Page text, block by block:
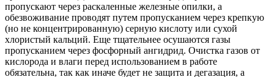
пропускают через раскаленные железные опилки, а
обезвоживание проводят путем пропусканием через крепкую
(но не концентрированную) серную кислоту или сухой
хлористый кальций. Еще тщательнее осушаются газы
пропусканием через фосфорный ангидрид. Очистка газов от
кислорода и влаги перед использованием в работе
обязательна, так как иначе будет не защита и дегазация, а